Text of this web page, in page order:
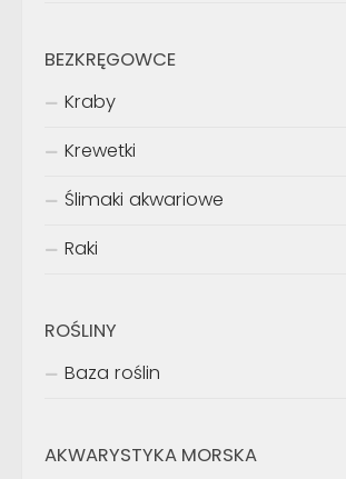
BEZKRĘGOWCE
Kraby
Krewetki
Ślimaki akwariowe
Raki
ROŚLINY
Baza roślin
AKWARYSTYKA MORSKA